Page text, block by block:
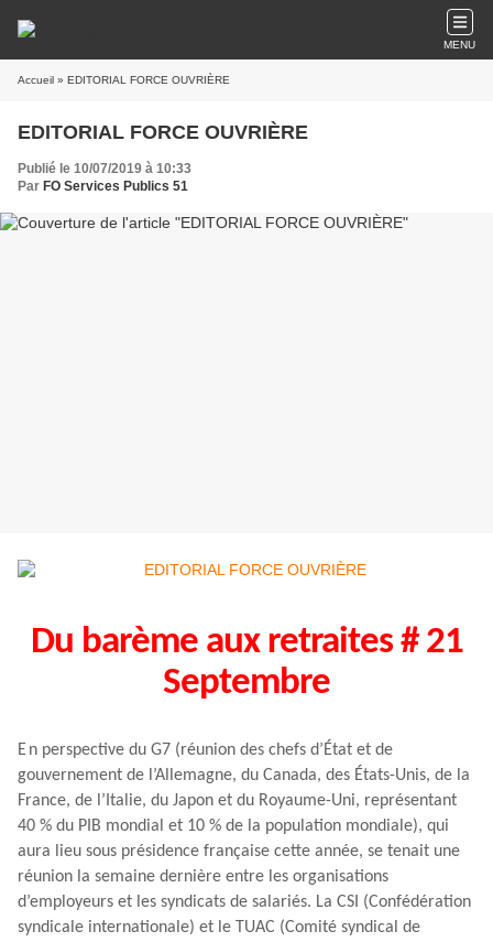
MENU
Accueil » EDITORIAL FORCE OUVRIÈRE
EDITORIAL FORCE OUVRIÈRE
Publié le 10/07/2019 à 10:33
Par FO Services Publics 51
Du barème aux retraites # 21
Septembre
E n perspective du G7 (réunion des chefs d’État et de
gouvernement de l’Allemagne, du Canada, des États-Unis, de la
France, de l’Italie, du Japon et du Royaume-Uni, représentant
40 % du PIB mondial et 10 % de la population mondiale), qui
aura lieu sous présidence française cette année, se tenait une
réunion la semaine dernière entre les organisations
d’employeurs et les syndicats de salariés. La CSI (Confédération
syndicale internationale) et le TUAC (Comité syndical de